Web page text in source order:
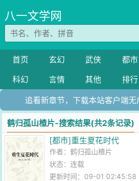
八一文学网
首页 玄幻 武侠 都市
科幻
言情 其他 排行
追看新章节，下载本站客户端无
鹤归孤山楂片-搜索结果(共2条记录)
[都市]重生夏花时代
作者：鹤归孤山楂片
状态：连载
更新时间：09-01 02:45:58